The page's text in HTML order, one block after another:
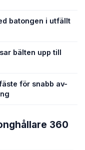
batongen i utfällt
bälten upp till
för snabb av-
360